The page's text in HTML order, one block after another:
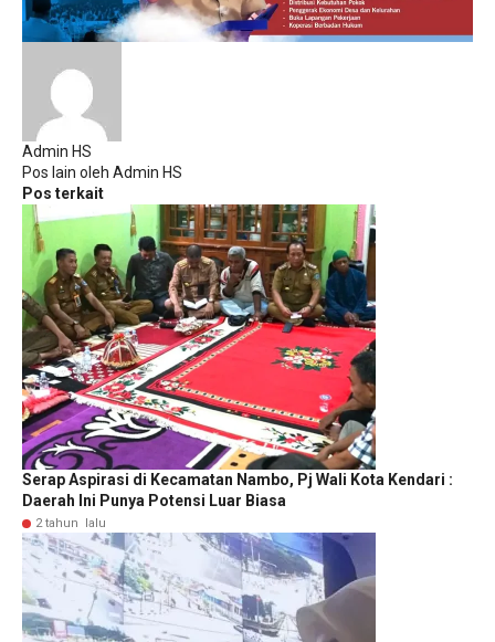
Admin HS
Pos lain oleh Admin HS
Pos terkait
Serap Aspirasi di Kecamatan Nambo, Pj Wali Kota Kendari :
Daerah Ini Punya Potensi Luar Biasa
2 tahun lalu